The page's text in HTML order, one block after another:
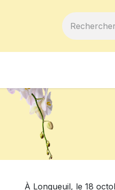
À Longueuil, le 18